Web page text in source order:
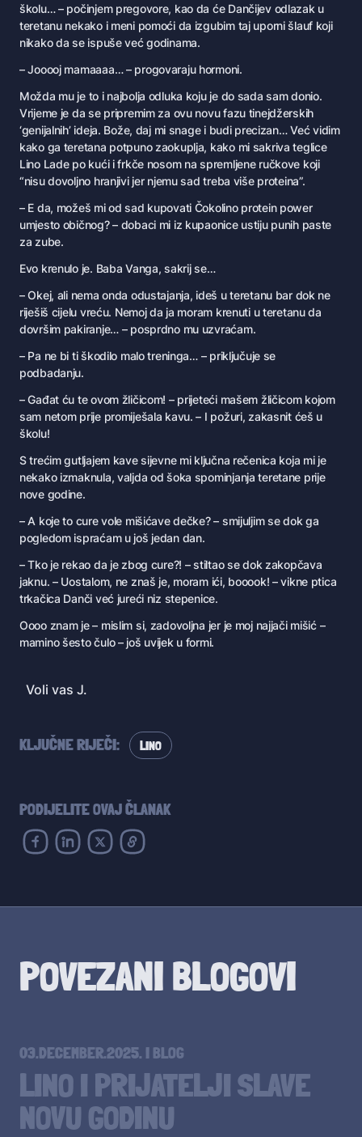
školu… – počinjem pregovore, kao da će Dančijev odlazak u
teretanu nekako i meni pomoći da izgubim taj uporni šlauf koji
nikako da se ispuše već godinama.
– Jooooj mamaaaa… – progovaraju hormoni.
Možda mu je to i najbolja odluka koju je do sada sam donio.
Vrijeme je da se pripremim za ovu novu fazu tinejdžerskih
‘genijalnih’ ideja. Bože, daj mi snage i budi precizan… Već vidim
kako ga teretana potpuno zaokuplja, kako mi sakriva teglice
Lino Lade po kući i frkče nosom na spremljene ručkove koji
“nisu dovoljno hranjivi jer njemu sad treba više proteina”.
– E da, možeš mi od sad kupovati Čokolino protein power
umjesto običnog? – dobaci mi iz kupaonice ustiju punih paste
za zube.
Evo krenulo je. Baba Vanga, sakrij se…
– Okej, ali nema onda odustajanja, ideš u teretanu bar dok ne
riješiš cijelu vreću. Nemoj da ja moram krenuti u teretanu da
dovršim pakiranje… – posprdno mu uzvraćam.
– Pa ne bi ti škodilo malo treninga… – priključuje se
podbadanju.
– Gađat ću te ovom žličicom! – prijeteći mašem žličicom kojom
sam netom prije promiješala kavu. – I požuri, zakasnit ćeš u
školu!
S trećim gutljajem kave sijevne mi ključna rečenica koja mi je
nekako izmaknula, valjda od šoka spominjanja teretane prije
nove godine.
– A koje to cure vole mišićave dečke? – smijuljim se dok ga
pogledom ispraćam u još jedan dan.
– Tko je rekao da je zbog cure?! – stiltao se dok zakopčava
jaknu. – Uostalom, ne znaš je, moram ići, booook! – vikne ptica
trkačica Danči već jureći niz stepenice.
Oooo znam je – mislim si, zadovoljna jer je moj najjači mišić –
mamino šesto čulo – još uvijek u formi.
Voli vas J.
KLJUČNE RIJEČI: LINO
PODIJELITE OVAJ ČLANAK
POVEZANI BLOGOVI
03.DECEMBER.2025. I BLOG
LINO I PRIJATELJI SLAVE
NOVU GODINU